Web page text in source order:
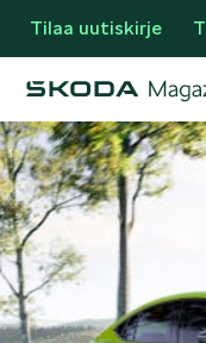
Tilaa uutiskirje
Osastot